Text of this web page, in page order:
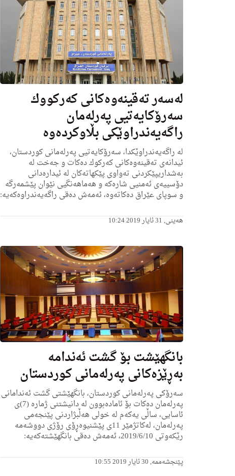
له‌سه‌ر ته‌قینه‌وه‌كانی كه‌ركووك
سه‌رۆكایه‌تیی په‌رله‌مان
راگه‌یه‌ندراوێكی بڵاوكرده‌وه‌
لە راگه‌یه‌ندراوێكدا، سه‌رۆكایه‌تیی په‌رله‌مانی كوردستان،
ئیدانەی تەقینەوەكانی كەركوك دەكات و جەخت لە
بەشداریپێکردنی تەواوی پێکهاتەکان لە ئیدارەدانی
دۆسییەی ئەمنیی شارەکە و هەماهەنگیی نێوان پێشمەرگە
و سوپای عێراق ده‌كاته‌وه‌، ئه‌مه‌ش ده‌قی راگه‌یه‌ندراوه‌كه‌یه‌:
ھەینی, 31 ئایار 2019 10:24
بانگهێشت بۆ گشت ئه‌ندامه‌
به‌ڕێزه‌كانی په‌رله‌مانی كوردستان
سه‌رۆكی په‌رله‌مانی كوردستان، بانگهێشتی گشت ئه‌ندامانی
په‌رله‌مان ده‌كات بۆ ئاماده‌بوون له‌ دانیشتنی ژماره‌ (7)ی
ئاسایی، ساڵی یه‌كه‌م له‌ خولى هه‌ڵبژاردنی پێنجه‌مى
په‌رله‌مان، له‌كاتژمێر 11ى پێشنیوه‌ڕۆی رۆژی دووشه‌مه‌
رێكه‌وتی 2019/6/10، ئه‌مه‌ش ده‌قی بانگهێشته‌كه‌یه‌:
پێنجشەممە, 30 ئایار 2019 10:55